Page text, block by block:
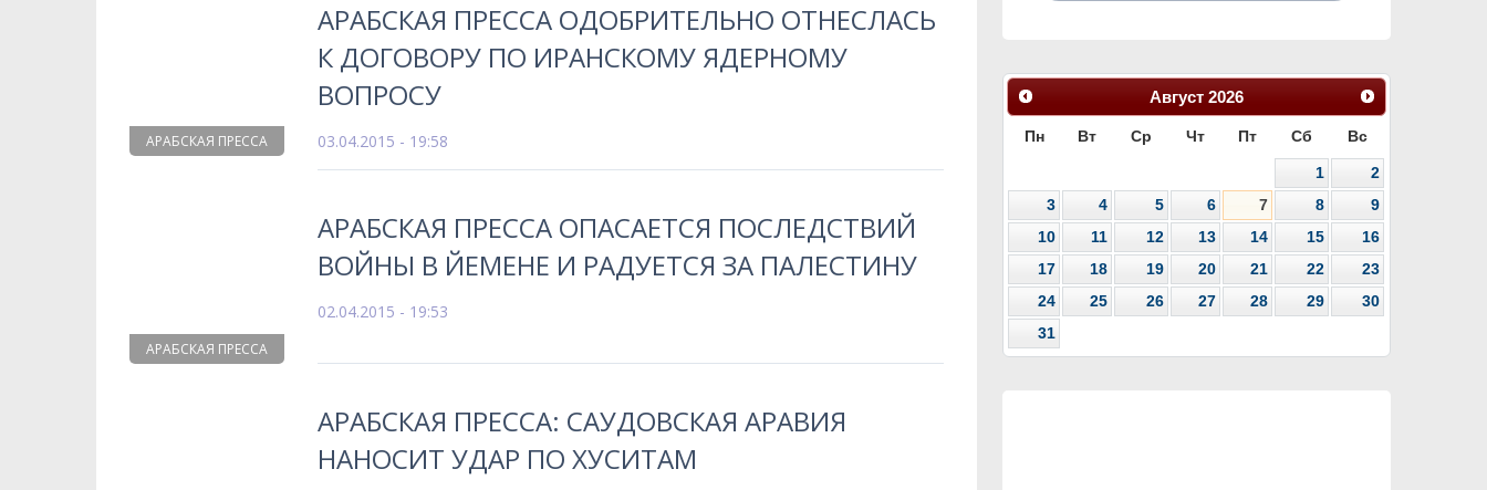
АРАБСКАЯ ПРЕССА
АРАБСКАЯ ПРЕССА ОДОБРИТЕЛЬНО ОТНЕСЛАСЬ
К ДОГОВОРУ ПО ИРАНСКОМУ ЯДЕРНОМУ
ВОПРОСУ
03.04.2015 - 19:58
АРАБСКАЯ ПРЕССА
АРАБСКАЯ ПРЕССА ОПАСАЕТСЯ ПОСЛЕДСТВИЙ
ВОЙНЫ В ЙЕМЕНЕ И РАДУЕТСЯ ЗА ПАЛЕСТИНУ
02.04.2015 - 19:53
АРАБСКАЯ ПРЕССА: САУДОВСКАЯ АРАВИЯ
НАНОСИТ УДАР ПО ХУСИТАМ
Август 2026
Пн Вт Ср Чт Пт Сб Вс
1
2
3
4 5 6 7 8
9
10
11 12 13 14 15
16
17
18 19 20 21 22
23
24
25 26 27 28 29
30
31